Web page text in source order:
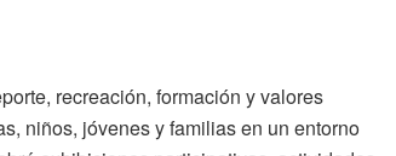
recreación, formación y valores
niños, jóvenes y familias en un entorno